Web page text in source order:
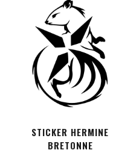
STICKER HERMINE
BRETONNE
PERSONNALISER